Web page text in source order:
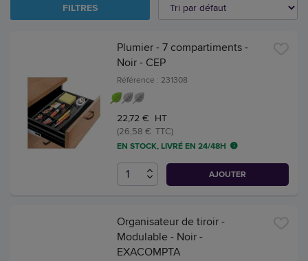
FILTRES
Plumier - 7 compartiments -
Noir - CEP
Référence : 231308
22,72 € HT
(26,58 € TTC)
EN STOCK, LIVRÉ EN 24/48H
AJOUTER
Organisateur de tiroir -
Modulable - Noir -
EXACOMPTA